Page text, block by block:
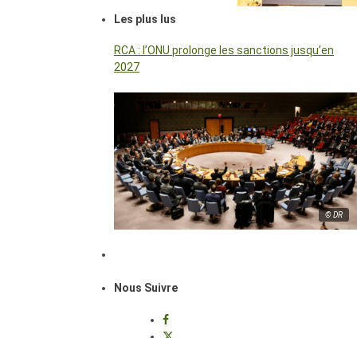
Les plus lus
RCA : l’ONU prolonge les sanctions jusqu’en
2027
© DR
Nous Suivre